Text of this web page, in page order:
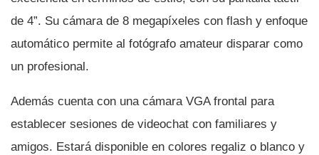
de 4”. Su cámara de 8 megapí­xeles con flash y enfoque
automático permite al fotógrafo amateur disparar como
un profesional.
Además cuenta con una cámara VGA frontal para
establecer sesiones de videochat con familiares y
amigos. Estará disponible en colores regaliz o blanco y